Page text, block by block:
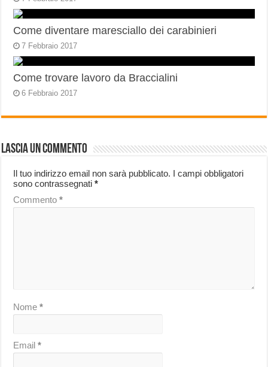
Come diventare maresciallo dei carabinieri
7 Febbraio 2017
Come trovare lavoro da Braccialini
6 Febbraio 2017
Lascia un commento
Il tuo indirizzo email non sarà pubblicato. I campi obbligatori
sono contrassegnati*
Commento*
Nome*
Email*